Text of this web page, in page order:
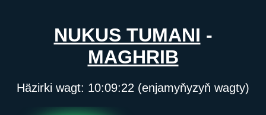
NUKUS TUMANI -
MAGHRIB
Häzirki wagt: 10:09:22 (enjamyňyzyň wagty)